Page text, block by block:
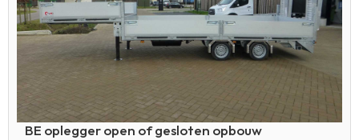
BE oplegger open of gesloten opbouw